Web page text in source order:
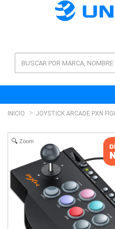
INICIO JOYSTICK ARCADE PXN
Zoom